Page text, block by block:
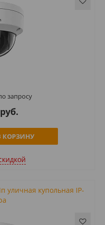
запросу
КОРЗИНУ
уличная купольная IP-